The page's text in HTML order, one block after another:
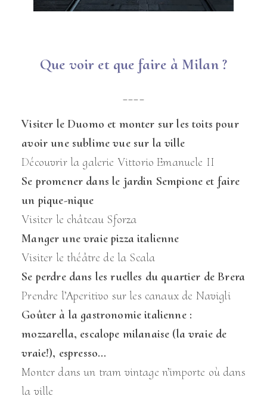
Que voir et que faire à Milan ?
Visiter le Duomo et monter sur les toits pour
avoir une sublime vue sur la ville
Découvrir la galerie Vittorio Emanuele II
Se promener dans le jardin Sempione et faire
un pique-nique
Visiter le château Sforza
Manger une vraie pizza italienne
Visiter le théâtre de la Scala
Se perdre dans les ruelles du quartier de Brera
Prendre l’Aperitivo sur les canaux de Navigli
Goûter à la gastronomie italienne :
mozzarella, escalope milanaise (la vraie de
vraie!), espresso…
Monter dans un tram vintage n’importe où dans
la ville